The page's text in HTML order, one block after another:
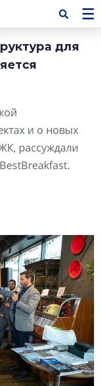
для
и о новых
рассуждали